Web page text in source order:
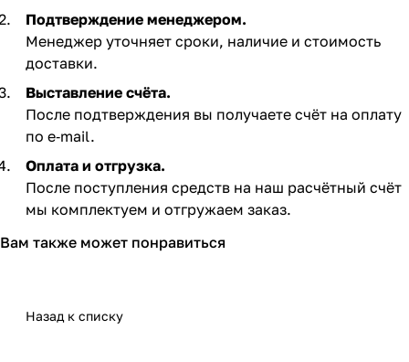
Подтверждение менеджером.
Менеджер уточняет сроки, наличие и стоимость
доставки.
Выставление счёта.
После подтверждения вы получаете счёт на оплату
по e‑mail. ​
Оплата и отгрузка.
После поступления средств на наш расчётный счёт
мы комплектуем и отгружаем заказ.​
Вам также может понравиться
Назад к списку